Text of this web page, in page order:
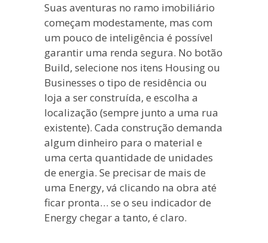
Suas aventuras no ramo imobiliário
começam modestamente, mas com
um pouco de inteligência é possível
garantir uma renda segura. No botão
Build, selecione nos itens Housing ou
Businesses o tipo de residência ou
loja a ser construída, e escolha a
localização (sempre junto a uma rua
existente). Cada construção demanda
algum dinheiro para o material e
uma certa quantidade de unidades
de energia. Se precisar de mais de
uma Energy, vá clicando na obra até
ficar pronta… se o seu indicador de
Energy chegar a tanto, é claro.